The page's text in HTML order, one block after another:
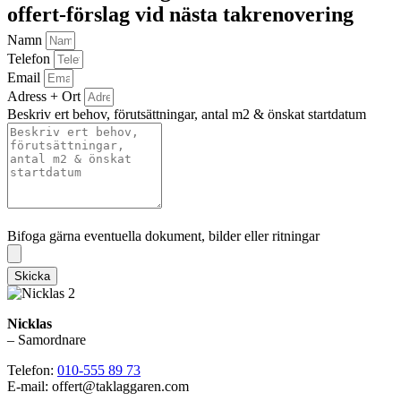
offert-förslag vid nästa takrenovering
Namn
Telefon
Email
Adress + Ort
Beskriv ert behov, förutsättningar, antal m2 & önskat startdatum
Bifoga gärna eventuella dokument, bilder eller ritningar
Skicka
Nicklas
– Samordnare
Telefon: 010-555 89 73
E-mail: offert@taklaggaren.com